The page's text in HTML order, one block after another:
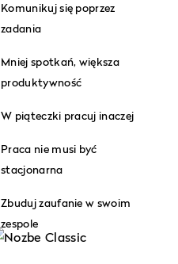
Komunikuj się poprzez
zadania
Mniej spotkań, większa
produktywność
W piąteczki pracuj inaczej
Praca nie musi być
stacjonarna
Zbuduj zaufanie w swoim
zespole